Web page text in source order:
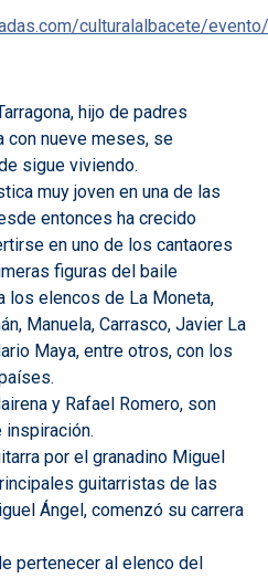
culturalalbacete/
hijo de padres
con nueve meses, se
sigue viviendo.
muy joven en una de las
entonces ha crecido
en uno de los cantaores
figuras del baile
los elencos de La Moneta,
Manuela, Carrasco, Javier La
Maya, entre otros, con los
y Rafael Romero, son
por el granadino Miguel
guitarristas de las
Ángel, comenzó su carrera
pertenecer al elenco del